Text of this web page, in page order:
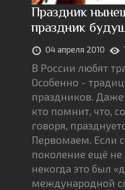
Праздник
праздник
04 апреля 2010
В России любят
Особенно -
праздников.
кто помнит, что,
говоря,
Первомаем. Если
поколение ещё не
некогда это был
международной